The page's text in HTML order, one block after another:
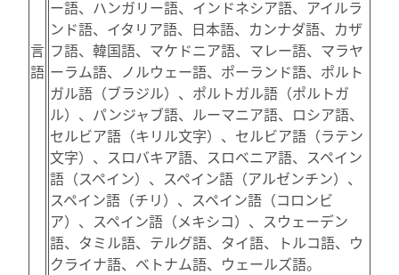
言
語
ー語、ハンガリー語、インドネシア語、アイルラ
ンド語、イタリア語、日本語、カンナダ語、カザ
フ語、韓国語、マケドニア語、マレー語、マラヤ
ーラム語、ノルウェー語、ポーランド語、ポルト
ガル語（ブラジル）、ポルトガル語（ポルトガ
ル）、パンジャブ語、ルーマニア語、ロシア語、
セルビア語（キリル文字）、セルビア語（ラテン
文字）、スロバキア語、スロベニア語、スペイン
語（スペイン）、スペイン語（アルゼンチン）、
スペイン語（チリ）、スペイン語（コロンビ
ア）、スペイン語（メキシコ）、スウェーデン
語、タミル語、テルグ語、タイ語、トルコ語、ウ
クライナ語、ベトナム語、ウェールズ語。